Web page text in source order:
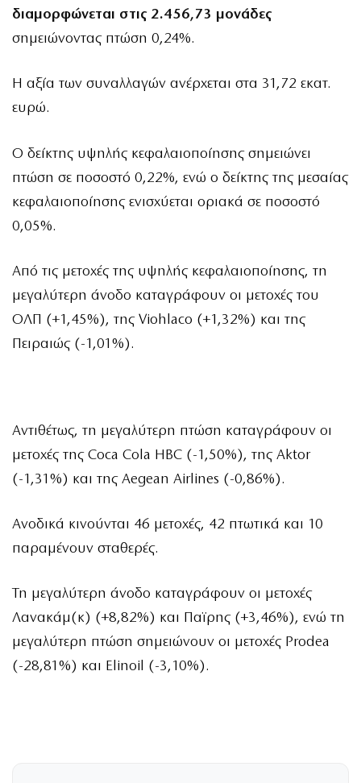
διαμορφώνεται στις 2.456,73 μονάδες
σημειώνοντας πτώση 0,24%.
Η αξία των συναλλαγών ανέρχεται στα 31,72 εκατ.
ευρώ.
Ο δείκτης υψηλής κεφαλαιοποίησης σημειώνει
πτώση σε ποσοστό 0,22%, ενώ ο δείκτης της μεσαίας
κεφαλαιοποίησης ενισχύεται οριακά σε ποσοστό
0,05%.
Από τις μετοχές της υψηλής κεφαλαιοποίησης, τη
μεγαλύτερη άνοδο καταγράφουν οι μετοχές του
ΟΛΠ (+1,45%), της Viohlaco (+1,32%) και της
Πειραιώς (-1,01%).
Αντιθέτως, τη μεγαλύτερη πτώση καταγράφουν οι
μετοχές της Coca Cola HBC (-1,50%), της Aktor
(-1,31%) και της Aegean Airlines (-0,86%).
Ανοδικά κινούνται 46 μετοχές, 42 πτωτικά και 10
παραμένουν σταθερές.
Τη μεγαλύτερη άνοδο καταγράφουν οι μετοχές
Λανακάμ(κ) (+8,82%) και Παϊρης (+3,46%), ενώ τη
μεγαλύτερη πτώση σημειώνουν οι μετοχές Prodea
(-28,81%) και Elinoil (-3,10%).